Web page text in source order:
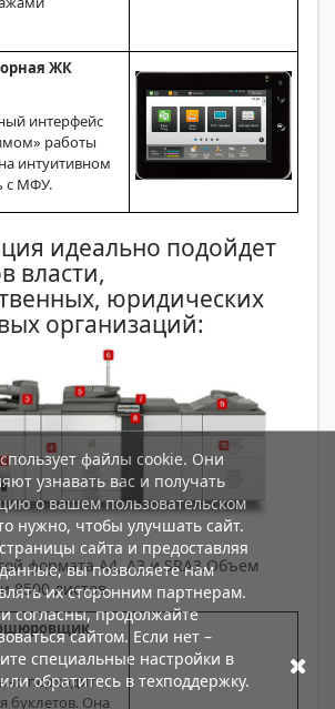
ЖК
интерфейс
работы
интуитивном
с МФУ.
идеально подойдет
власти,
юридических
организаций:
формата A4, A3 и SRA3.Объем
8500 листов.
подходит
буклетов. Она
файлы cookie. Они
узнавать вас и получать
о вашем пользовательском
нужно, чтобы улучшать сайт.
сайта и предоставляя
вы позволяете нам
их сторонним партнерам.
согласны, продолжайте
сайтом. Если нет –
специальные настройки в
обратитесь в техподдержку.